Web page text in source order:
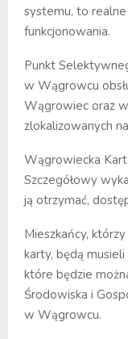
systemu, to
funkcjonowania.
Punkt
w Wągrowcu
Wągrowiec oraz
zlokalizowanych
Wągrowiecka
Szczegółowy
ją otrzymać,
Mieszkańcy,
karty, będą
które będzie
Środowiska i
w Wągrowcu.